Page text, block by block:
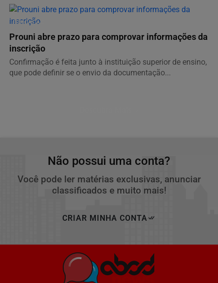
EDUCAÇÃO
Prouni abre prazo para comprovar informações da
inscrição
Confirmação é feita junto à instituição superior de ensino,
que pode definir se o envio da documentação...
Não possui uma conta?
Você pode ler matérias exclusivas, anunciar
classificados e muito mais!
CRIAR MINHA CONTA